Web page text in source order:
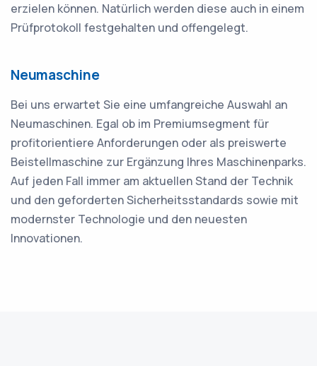
erzielen können. Natürlich werden diese auch in einem
Prüfprotokoll festgehalten und offengelegt.
Neumaschine
Bei uns erwartet Sie eine umfangreiche Auswahl an
Neumaschinen. Egal ob im Premiumsegment für
profitorientiere Anforderungen oder als preiswerte
Beistellmaschine zur Ergänzung Ihres Maschinenparks.
Auf jeden Fall immer am aktuellen Stand der Technik
und den geforderten Sicherheitsstandards sowie mit
modernster Technologie und den neuesten
Innovationen.